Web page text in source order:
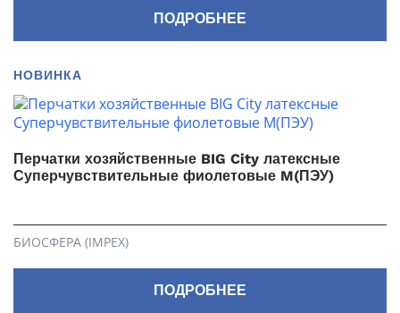
ПОДРОБНЕЕ
НОВИНКА
Перчатки хозяйственные BIG City латексные
Суперчувствительные фиолетовые M(ПЭУ)
БИОСФЕРА (IMPEX)
ПОДРОБНЕЕ